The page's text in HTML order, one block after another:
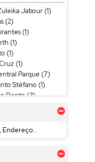
Jabour (1)
(2)
(1)
(1)
(1)
(1)
Parque (7)
Stéfano (1)
Bento (3)
II (1)
(5)